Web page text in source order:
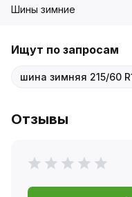
Шины зимние
Ищут по запросам
шина зимняя 215/60
Отзывы